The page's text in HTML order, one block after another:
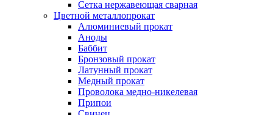
Сетка нержавеющая сварная
Цветной металлопрокат
Алюминиевый прокат
Аноды
Баббит
Бронзовый прокат
Латунный прокат
Медный прокат
Проволока медно-никелевая
Припои